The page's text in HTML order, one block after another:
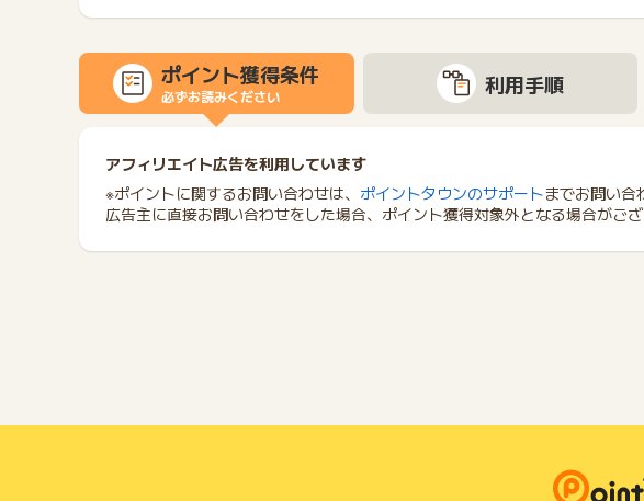
ポイント獲得条件
必ずお読みください 利用手順
アフィリエイト広告を利用しています
※ポイントに関するお問い合わせは、 ポイントタウンのサポートまでお問い合
広告主に直接お問い合わせをした場合、ポイント獲得対象外となる場合がござ